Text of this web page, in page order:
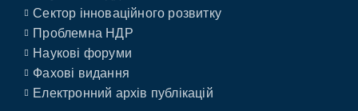
Сектор інноваційного розвитку
Проблемна НДР
Наукові форуми
Фахові видання
Електронний архів публікацій